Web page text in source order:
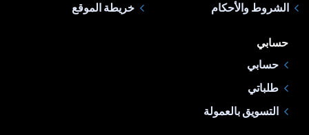
الشروط والأحكام
خريطة الموقع
حسابي
حسابي
طلباتي
التسويق بالعمولة